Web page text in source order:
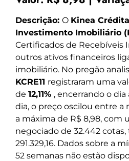
Descrição: O Kinea
Investimento Imobiliário
Certificados de Recebíveis
outros ativos financeiros
imobiliário. No pregão
KCRE11 registraram uma
de 12,11% , encerrando o dia
dia, o preço oscilou entre a
a máxima de R$ 8,98, com
negociado de 32.442
291.329,16. Dados sobre a
52 semanas não estão